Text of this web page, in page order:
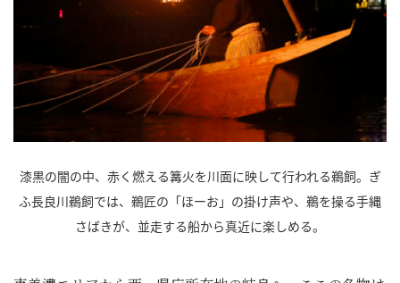
漆黒の闇の中、赤く燃える篝火を川面に映して行われる鵜飼。ぎ
ふ長良川鵜飼では、鵜匠の「ほーお」の掛け声や、鵜を操る手縄
さばきが、並走する船から真近に楽しめる。